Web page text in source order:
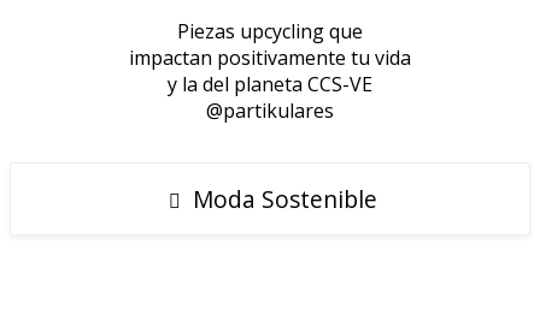
Piezas upcycling que
impactan positivamente tu vida
y la del planeta CCS-VE
@partikulares
Moda Sostenible